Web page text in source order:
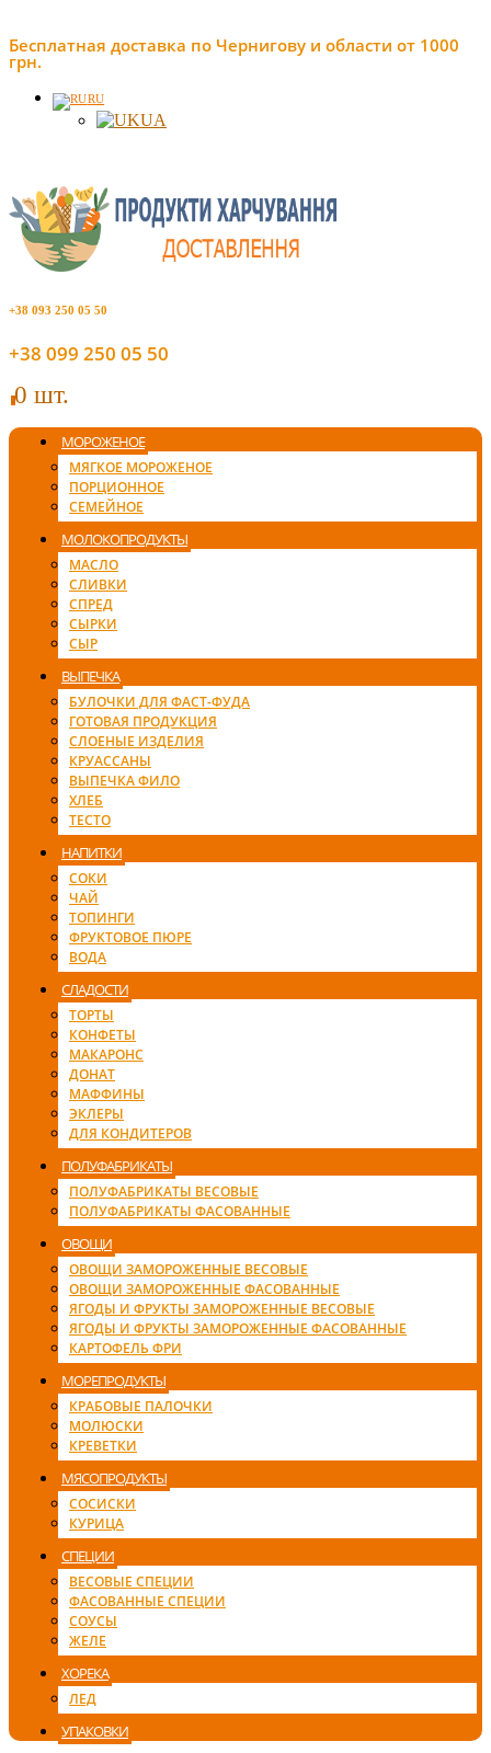
Бесплатная доставка по Чернигову и области от 1000
грн.
RU
UA
+38 093 250 05 50
+38 099 250 05 50
00 шт.
МОРОЖЕНОЕ
МЯГКОЕ МОРОЖЕНОЕ
ПОРЦИОННОЕ
СЕМЕЙНОЕ
МОЛОКОПРОДУКТЫ
МАСЛО
СЛИВКИ
СПРЕД
СЫРКИ
СЫР
ВЫПЕЧКА
БУЛОЧКИ ДЛЯ ФАСТ-ФУДА
ГОТОВАЯ ПРОДУКЦИЯ
СЛОЕНЫЕ ИЗДЕЛИЯ
КРУАССАНЫ
ВЫПЕЧКА ФИЛО
ХЛЕБ
ТЕСТО
НАПИТКИ
СОКИ
ЧАЙ
ТОПИНГИ
ФРУКТОВОЕ ПЮРЕ
ВОДА
СЛАДОСТИ
ТОРТЫ
КОНФЕТЫ
МАКАРОНС
ДОНАТ
МАФФИНЫ
ЭКЛЕРЫ
ДЛЯ КОНДИТЕРОВ
ПОЛУФАБРИКАТЫ
ПОЛУФАБРИКАТЫ ВЕСОВЫЕ
ПОЛУФАБРИКАТЫ ФАСОВАННЫЕ
ОВОЩИ
ОВОЩИ ЗАМОРОЖЕННЫЕ ВЕСОВЫЕ
ОВОЩИ ЗАМОРОЖЕННЫЕ ФАСОВАННЫЕ
ЯГОДЫ И ФРУКТЫ ЗАМОРОЖЕННЫЕ ВЕСОВЫЕ
ЯГОДЫ И ФРУКТЫ ЗАМОРОЖЕННЫЕ ФАСОВАННЫЕ
КАРТОФЕЛЬ ФРИ
МОРЕПРОДУКТЫ
КРАБОВЫЕ ПАЛОЧКИ
МОЛЮСКИ
КРЕВЕТКИ
МЯСОПРОДУКТЫ
СОСИСКИ
КУРИЦА
СПЕЦИИ
ВЕСОВЫЕ СПЕЦИИ
ФАСОВАННЫЕ СПЕЦИИ
СОУСЫ
ЖЕЛЕ
ХОРЕКА
ЛЕД
УПАКОВКИ